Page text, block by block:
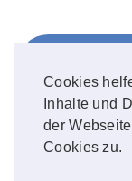
Cookies
Inhalte und
der
Cookies zu.
FOLLOW ME!
OUR PHOTOS!